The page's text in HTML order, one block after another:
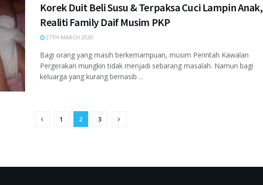
Korek Duit Beli Susu & Terpaksa Cuci Lampin Anak,
Realiti Family Daif Musim PKP
27TH MARCH 2020
Bagi orang yang masih berkemampuan, musim Perintah Kawalan
Pergerakan mungkin tidak menjadi sebarang masalah. Namun bagi
keluarga yang kurang bernasib ...
1 2 3